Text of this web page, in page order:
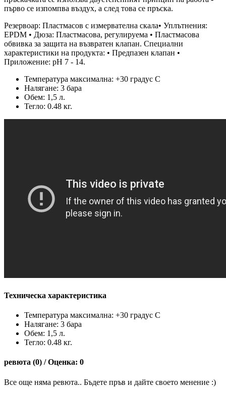
първо се изпомпва въздух, а след това се пръска.
Резервоар: Пластмасов с измервателна скала• Уплътнения:
EPDM • Дюза: Пластмасoва, регулируема • Пластмасова
обвивка за защита на възвратен клапан. Специални
характеристики на продукта: • Предпазен клапан •
Приложение: pH 7 - 14.
Температура максимална: +30 градус С
Налягане: 3 бара
Обем: 1,5 л.
Тегло: 0.48 кг.
Техническа характеристика
Температура максимална: +30 градус С
Налягане: 3 бара
Обем: 1,5 л.
Тегло: 0.48 кг.
ревюта (0) / Оценка: 0
Все още няма ревюта.. Бъдете пръв и дайте своето менение :)